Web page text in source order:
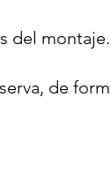
del montaje.
de